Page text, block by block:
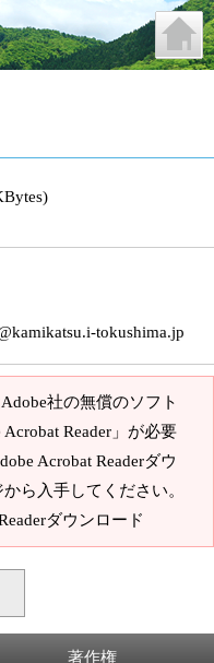
tokushima.jp
社の無償のソフト
Reader」が必要
Acrobat Readerダウ
ら入手してください。
ダウンロード
著作権